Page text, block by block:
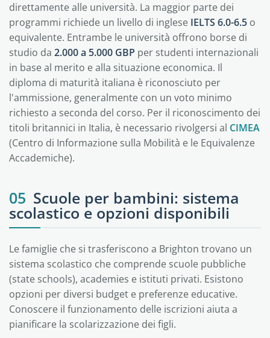
direttamente alle università. La maggior parte dei
programmi richiede un livello di inglese IELTS 6.0-6.5 o
equivalente. Entrambe le università offrono borse di
studio da 2.000 a 5.000 GBP per studenti internazionali
in base al merito e alla situazione economica. Il
diploma di maturità italiana è riconosciuto per
l'ammissione, generalmente con un voto minimo
richiesto a seconda del corso. Per il riconoscimento dei
titoli britannici in Italia, è necessario rivolgersi al CIMEA
(Centro di Informazione sulla Mobilità e le Equivalenze
Accademiche).
05 Scuole per bambini: sistema
scolastico e opzioni disponibili
Le famiglie che si trasferiscono a Brighton trovano un
sistema scolastico che comprende scuole pubbliche
(state schools), academies e istituti privati. Esistono
opzioni per diversi budget e preferenze educative.
Conoscere il funzionamento delle iscrizioni aiuta a
pianificare la scolarizzazione dei figli.